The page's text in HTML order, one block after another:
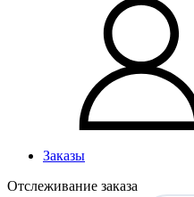
Заказы
Отслеживание заказа